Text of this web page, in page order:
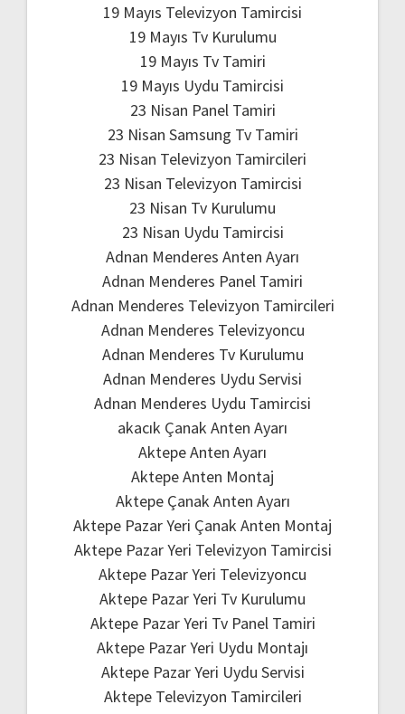
19 Mayıs Televizyon Tamircisi
19 Mayıs Tv Kurulumu
19 Mayıs Tv Tamiri
19 Mayıs Uydu Tamircisi
23 Nisan Panel Tamiri
23 Nisan Samsung Tv Tamiri
23 Nisan Televizyon Tamircileri
23 Nisan Televizyon Tamircisi
23 Nisan Tv Kurulumu
23 Nisan Uydu Tamircisi
Adnan Menderes Anten Ayarı
Adnan Menderes Panel Tamiri
Adnan Menderes Televizyon Tamircileri
Adnan Menderes Televizyoncu
Adnan Menderes Tv Kurulumu
Adnan Menderes Uydu Servisi
Adnan Menderes Uydu Tamircisi
akacık Çanak Anten Ayarı
Aktepe Anten Ayarı
Aktepe Anten Montaj
Aktepe Çanak Anten Ayarı
Aktepe Pazar Yeri Çanak Anten Montaj
Aktepe Pazar Yeri Televizyon Tamircisi
Aktepe Pazar Yeri Televizyoncu
Aktepe Pazar Yeri Tv Kurulumu
Aktepe Pazar Yeri Tv Panel Tamiri
Aktepe Pazar Yeri Uydu Montajı
Aktepe Pazar Yeri Uydu Servisi
Aktepe Televizyon Tamircileri